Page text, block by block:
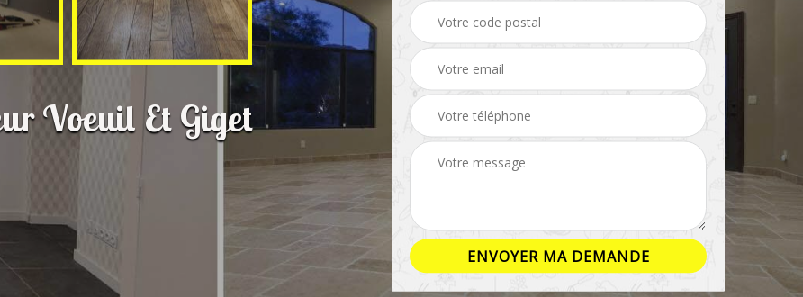
Voeuil Et Giget